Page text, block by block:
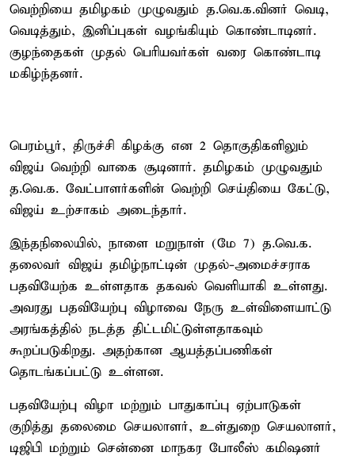
வெற்றியை தமிழகம் முழுவதும் த.வெ.க.வினர் வெடி,
வெடித்தும், இனிப்புகள் வழங்கியும் கொண்டாடினர்.
குழந்தைகள் முதல் பெரியவர்கள் வரை கொண்டாடி
மகிழ்ந்தனர்.
பெரம்பூர், திருச்சி கிழக்கு என 2 தொகுதிகளிலும்
விஜய் வெற்றி வாகை சூடினார். தமிழகம் முழுவதும்
த.வெ.க. வேட்பாளர்களின் வெற்றி செய்தியை கேட்டு,
விஜய் உற்சாகம் அடைந்தார்.
இந்தநிலையில், நாளை மறுநாள் (மே 7) த.வெ.க.
தலைவர் விஜய் தமிழ்நாட்டின் முதல்-அமைச்சராக
பதவியேற்க உள்ளதாக தகவல் வெளியாகி உள்ளது.
அவரது பதவியேற்பு விழாவை நேரு உள்விளையாட்டு
அரங்கத்தில் நடத்த திட்டமிட்டுள்ளதாகவும்
கூறப்படுகிறது. அதற்கான ஆயத்தப்பணிகள்
தொடங்கப்பட்டு உள்ளன.
பதவியேற்பு விழா மற்றும் பாதுகாப்பு ஏற்பாடுகள்
குறித்து தலைமை செயலாளர், உள்துறை செயலாளர்,
டிஜிபி மற்றும் சென்னை மாநகர போலீஸ் கமிஷனர்